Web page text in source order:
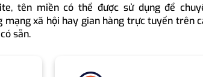
tên miền có thể được sử dụng để
mạng xã hội hay gian hàng trực tuyến trên
sẵn.